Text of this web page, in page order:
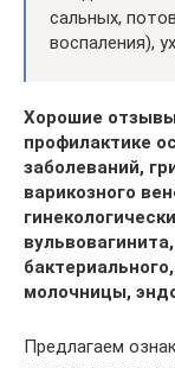
сальных,
воспаления),
Хорошие
профилактике
заболеваний,
варикозного
молочницы,
Предлагаем